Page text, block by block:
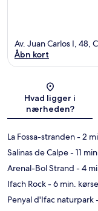
Av. Juan Carlos I, 48,
Åbn kort
Hvad ligger i
nærheden?
La Fossa-stranden- 2
Salinas de Calpe- 11
Arenal-Bol Strand - 4
Ifach Rock- 6 min.
Penyal d'Ifac naturpark